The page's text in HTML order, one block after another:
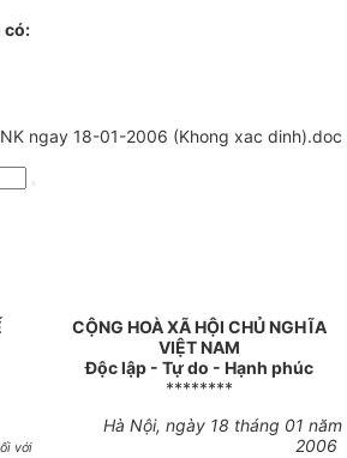
có:
ngay 18-01-2006 (Khong xac dinh).doc
CỘNG HOÀ XÃ HỘI CHỦ NGHĨA
VIỆT NAM
Độc lập - Tự do - Hạnh phúc
********
với
Hà Nội, ngày 18 tháng 01 năm
2006